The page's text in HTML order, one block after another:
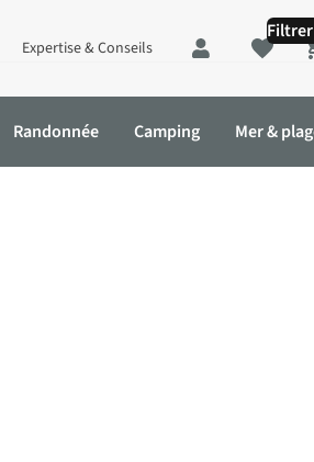
Expertise & Conseils
Randonnée Camping Mer &
Filtrer